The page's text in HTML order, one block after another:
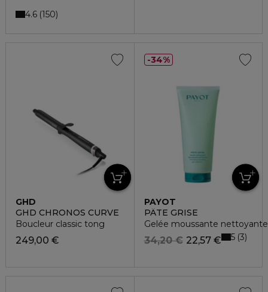
4.6 150
GHD
GHD CHRONOS CURVE
Boucleur classic tong
249,00 €
PAYOT
PÂTE GRISE
Gelée moussante
22,57 €
34,20 € 5 3
34%